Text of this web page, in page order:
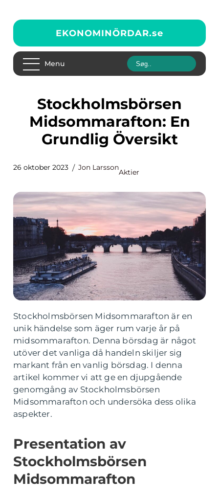
EKONOMINÖRDAR.se
Menu
Stockholmsbörsen
Midsommarafton: En
Grundlig Översikt
26 oktober 2023 Jon Larsson
Aktier
Stockholmsbörsen Midsommarafton är en
unik händelse som äger rum varje år på
midsommarafton. Denna börsdag är något
utöver det vanliga då handeln skiljer sig
markant från en vanlig börsdag. I denna
artikel kommer vi att ge en djupgående
genomgång av Stockholmsbörsen
Midsommarafton och undersöka dess olika
aspekter.
Presentation av
Stockholmsbörsen
Midsommarafton